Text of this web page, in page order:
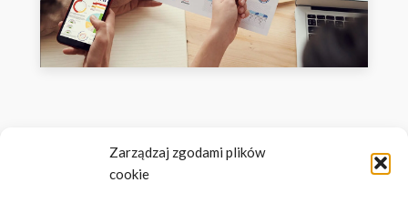
Zarządzaj zgodami plików
cookie